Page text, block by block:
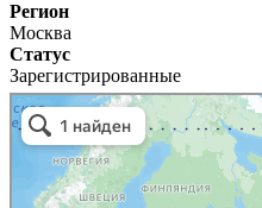
Регион
Москва
Статус
Зарегистрированные